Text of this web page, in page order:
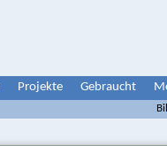
Projekte Gebraucht